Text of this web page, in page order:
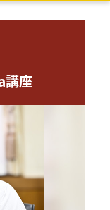
講座